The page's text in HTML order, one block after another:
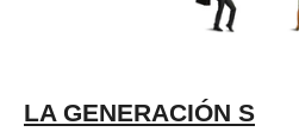
LA GENERACIÓN S